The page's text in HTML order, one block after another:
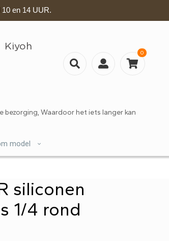
en 14 UUR.
0
bezorging, Waardoor het iets langer kan
model
siliconen
1/4 rond